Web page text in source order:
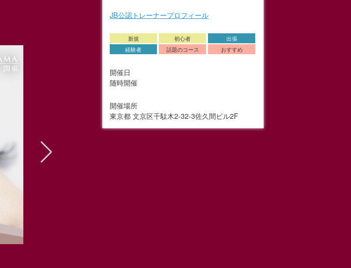
新規 初心者
出張
経験者
話題のコース おすすめ
JB公認トレーナープロフィール
開催日
随時開催
開催場所
東京都 文京区千駄木2-32-3佐久間ビル2F